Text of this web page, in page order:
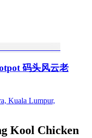
码头风云老
Kuala Lumpur,
Kool Chicken